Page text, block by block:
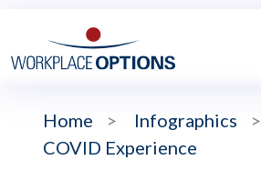
Home > Infographics
>
COVID Experience